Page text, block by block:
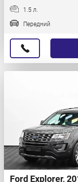
1.5 л.
Передний
Ford Explorer,